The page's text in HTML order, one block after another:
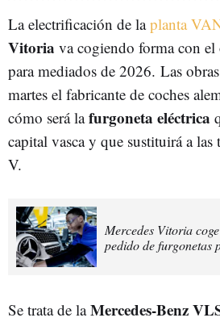
La electrificación de laplanta
Vitoria va cogiendo forma con
para mediados de 2026. Las
martes el fabricante de coches
cómo será lafurgoneta eléctrica
capital vasca y que sustituirá a las
V.
Mercedes Vitoria
pedido de furgonetas
Se trata de laMercedes-Benz